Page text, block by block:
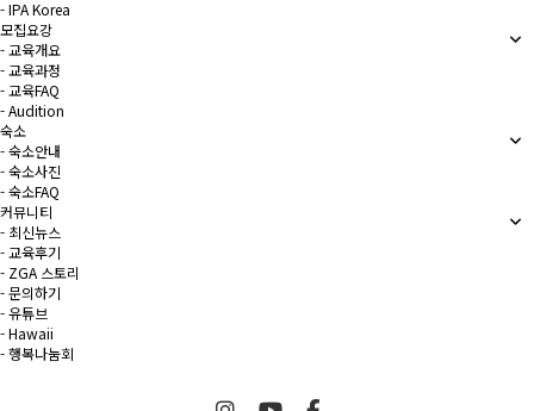
- IPA Korea
모집요강
- 교육개요
- 교육과정
- 교육FAQ
- Audition
숙소
- 숙소안내
- 숙소사진
- 숙소FAQ
커뮤니티
- 최신뉴스
- 교육후기
- ZGA 스토리
- 문의하기
- 유튜브
- Hawaii
- 행복나눔회